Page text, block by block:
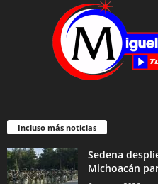
Incluso más noticias
Sedena
Michoacán